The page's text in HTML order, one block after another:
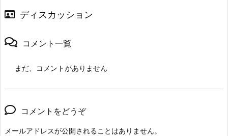
ディスカッション
コメント一覧
まだ、コメントがありません
コメントをどうぞ
メールアドレスが公開されることはありません。